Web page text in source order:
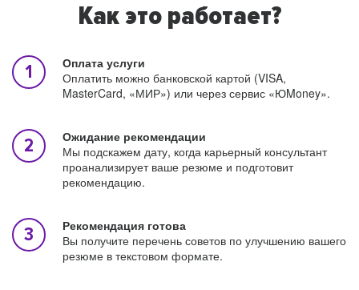
Как это работает?
Оплата услуги
Оплатить можно банковской картой (VISA,
MasterCard, «МИР») или через сервис «ЮMoney».
Ожидание рекомендации
Мы подскажем дату, когда карьерный консультант
проанализирует ваше резюме и подготовит
рекомендацию.
Рекомендация готова
Вы получите перечень советов по улучшению вашего
резюме в текстовом формате.